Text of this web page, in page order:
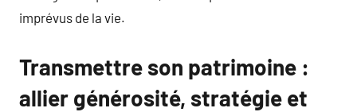
imprévus de la vie.
Transmettre son patrimoine :
allier générosité, stratégie et